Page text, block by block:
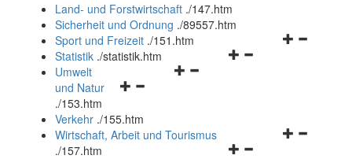
und
schließen
Land- und Forstwirtschaft ./147.htm
Sicherheit und Ordnung ./89557.htm
Navigationsmenü
Sport und Freizeit ./151.htm
Navigationsmenü
Statistik ./statistik.htm
Navigationsmenü
und
schließen
Umwelt
und Natur
./153.htm
Verkehr ./155.htm
Navigationsmenü
Wirtschaft, Arbeit und Tourismus
./157.htm